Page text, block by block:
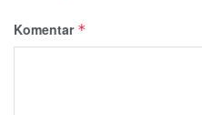
Komentar *